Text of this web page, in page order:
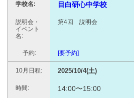
目白研心中学校
第4回 説明会
[要予約]
2025/10/4(土)
14:00〜15:00